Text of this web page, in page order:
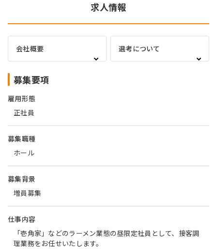
求人情報
会社概要 選考について
募集要項
雇用形態
正社員
募集職種
ホール
募集背景
増員募集
仕事内容
「壱角家」などのラーメン業態の昼限定社員として、接客調
理業務をお任せいたします。